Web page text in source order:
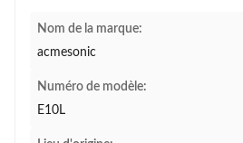
Nom de la marque:
acmesonic
Numéro de modèle:
E10L